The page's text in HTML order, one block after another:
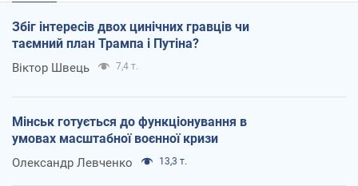
Збіг інтересів двох цинічних гравців чи
таємний план Трампа і Путіна?
Віктор Швець 7,4 т.
Мінськ готується до функціонування в
умовах масштабної воєнної кризи
Олександр Левченко 13,3 т.